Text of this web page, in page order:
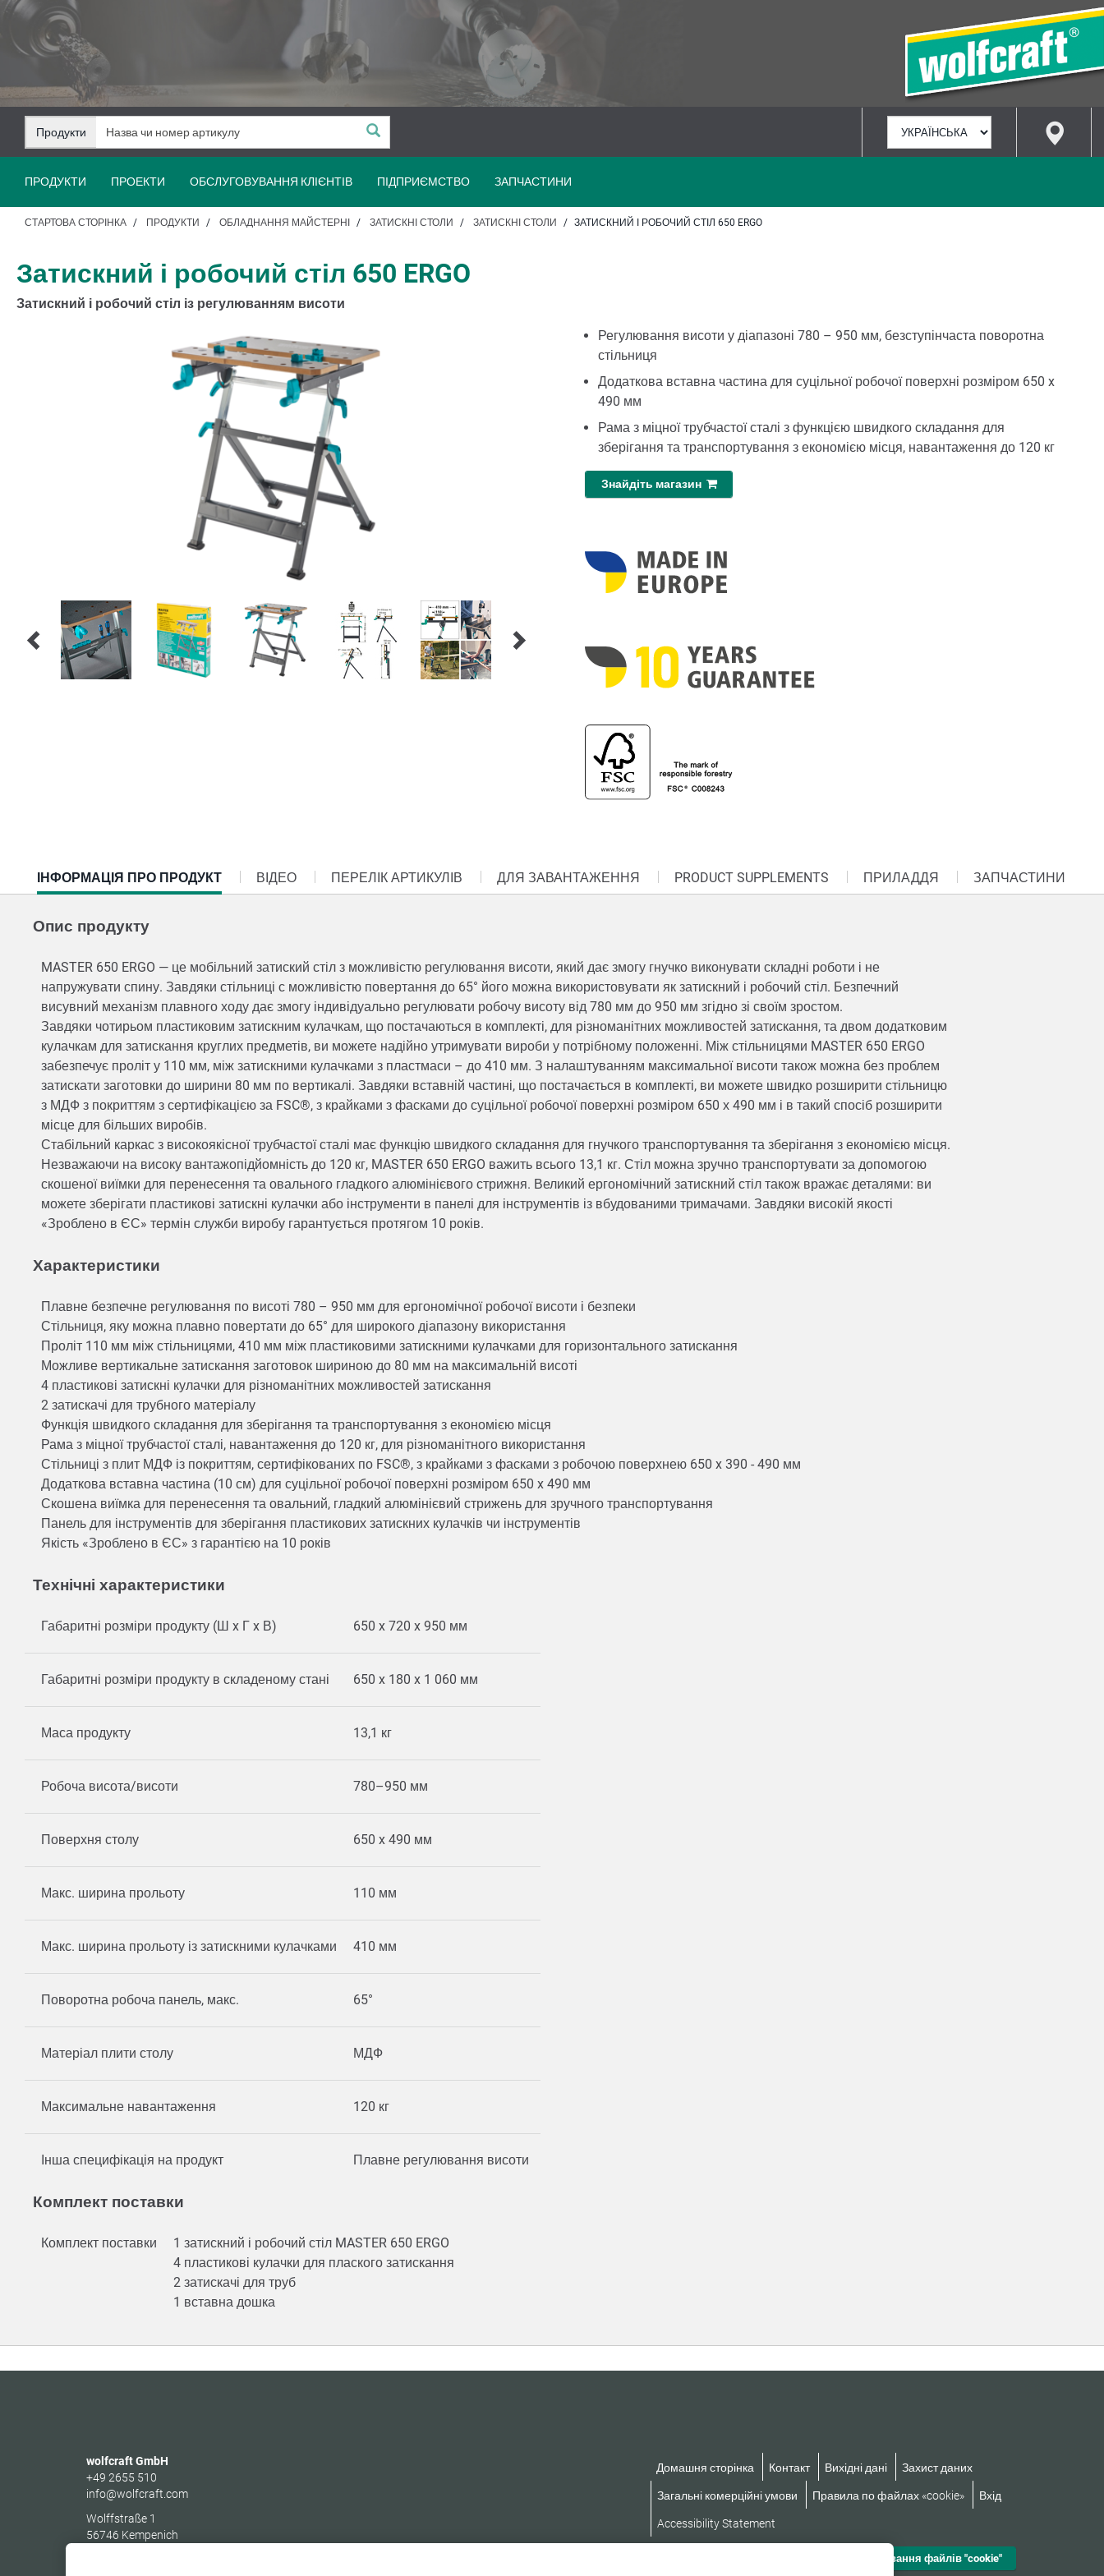
Перейти
змісту
Перейти
навігації
Продукти
ВИБРАТИ
МОВУ
ПРОДУКТИ ПРОЕКТИ ОБСЛУГОВУВАННЯ КЛІЄНТІВ ПІДПРИЄМСТВО ЗАПЧАСТИНИ
СТАРТОВА СТОРІНКА ПРОДУКТИ ОБЛАДНАННЯ МАЙСТЕРНІ ЗАТИСКНІ СТОЛИ ЗАТИСКНІ СТОЛИ ЗАТИСКНИЙ І РОБОЧИЙ СТІЛ 650 ERGO
Затискний і робочий стіл 650 ERGO
Затискний і робочий стіл із регулюванням висоти
Регулювання висоти у діапазоні 780 – 950 мм, безступінчаста поворотна
стільниця
Додаткова вставна частина для суцільної робочої поверхні розміром 650 x
490 мм
Рама з міцної трубчастої сталі з функцією швидкого складання для
зберігання та транспортування з економією місця, навантаження до 120 кг
Знайдіть магазин
CURRENT
TAB:
ІНФОРМАЦІЯ ПРО ПРОДУКТ ВІДЕО ПЕРЕЛІК АРТИКУЛІВ ДЛЯ ЗАВАНТАЖЕННЯ PRODUCT SUPPLEMENTS ПРИЛАДДЯ ЗАПЧАСТИНИ
Опис продукту
MASTER 650 ERGO — це мобільний затиский стіл з можливістю регулювання висоти, який дає змогу гнучко виконувати складні роботи і не
напружувати спину. Завдяки стільниці с можливістю повертання до 65° його можна використовувати як затискний і робочий стіл. Безпечний
висувний механізм плавного ходу дає змогу індивідуально регулювати робочу висоту від 780 мм до 950 мм згідно зі своїм зростом.
Завдяки чотирьом пластиковим затискним кулачкам, що постачаються в комплекті, для різноманітних можливостей затискання, та двом додатковим
кулачкам для затискання круглих предметів, ви можете надійно утримувати вироби у потрібному положенні. Між стільницями MASTER 650 ERGO
забезпечує проліт у 110 мм, між затискними кулачками з пластмаси – до 410 мм. З налаштуванням максимальної висоти також можна без проблем
затискати заготовки до ширини 80 мм по вертикалі. Завдяки вставній частині, що постачається в комплекті, ви можете швидко розширити стільницю
з МДФ з покриттям з сертифікацією за FSC®, з крайками з фасками до суцільної робочої поверхні розміром 650 х 490 мм і в такий спосіб розширити
місце для більших виробів.
Стабільний каркас з високоякісної трубчастої сталі має функцію швидкого складання для гнучкого транспортування та зберігання з економією місця.
Незважаючи на високу вантажопідйомність до 120 кг, MASTER 650 ERGO важить всього 13,1 кг. Стіл можна зручно транспортувати за допомогою
скошеної виїмки для перенесення та овального гладкого алюмінієвого стрижня. Великий ергономічний затискний стіл також вражає деталями: ви
можете зберігати пластикові затискні кулачки або інструменти в панелі для інструментів із вбудованими тримачами. Завдяки високій якості
«Зроблено в ЄС» термін служби виробу гарантується протягом 10 років.
Характеристики
Плавне безпечне регулювання по висоті 780 – 950 мм для ергономічної робочої висоти і безпеки
Стільниця, яку можна плавно повертати до 65° для широкого діапазону використання
Проліт 110 мм між стільницями, 410 мм між пластиковими затискними кулачками для горизонтального затискання
Можливе вертикальне затискання заготовок шириною до 80 мм на максимальній висоті
4 пластикові затискні кулачки для різноманітних можливостей затискання
2 затискачі для трубного матеріалу
Функція швидкого складання для зберігання та транспортування з економією місця
Рама з міцної трубчастої сталі, навантаження до 120 кг, для різноманітного використання
Стільниці з плит МДФ із покриттям, сертифікованих по FSC®, з крайками з фасками з робочою поверхнею 650 x 390 - 490 мм
Додаткова вставна частина (10 см) для суцільної робочої поверхні розміром 650 x 490 мм
Скошена виїмка для перенесення та овальний, гладкий алюмінієвий стрижень для зручного транспортування
Панель для інструментів для зберігання пластикових затискних кулачків чи інструментів
Якість «Зроблено в ЄС» з гарантією на 10 років
Технічні характеристики
Габаритні розміри продукту (Ш x Г x В) 650 x 720 x 950 мм
Габаритні розміри продукту в складеному стані 650 x 180 x 1 060 мм
Маса продукту 13,1 кг
Робоча висота/висоти 780–950 мм
Поверхня столу 650 x 490 мм
Макс. ширина прольоту 110 мм
Макс. ширина прольоту із затискними кулачками 410 мм
Поворотна робоча панель, макс. 65°
Матеріал плити столу МДФ
Максимальне навантаження 120 кг
Інша специфікація на продукт Плавне регулювання висоти
Комплект поставки
Комплект поставки
1 затискний і робочий стіл MASTER 650 ERGO
4 пластикові кулачки для плаского затискання
2 затискачі для труб
1 вставна дошка
wolfcraft GmbH
+49 2655 510
info@wolfcraft.com
Wolffstraße 1
56746 Kempenich
Домашня сторінка Контакт Вихідні дані Захист даних
Загальні комерційні умови Правила по файлах «cookie» Вхід
Accessibility Statement
Налаштування файлів "cookie"